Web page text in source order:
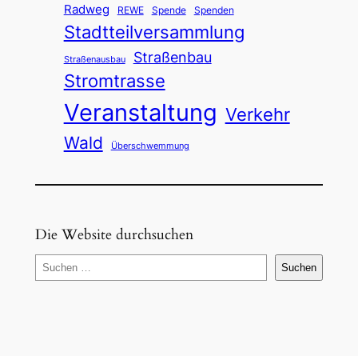
Radweg REWE Spende Spenden
Stadtteilversammlung
Straßenausbau Straßenbau
Stromtrasse
Veranstaltung Verkehr
Wald Überschwemmung
Die Website durchsuchen
u
Suchen